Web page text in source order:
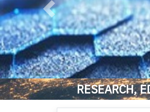
Previous
RESEARCH,